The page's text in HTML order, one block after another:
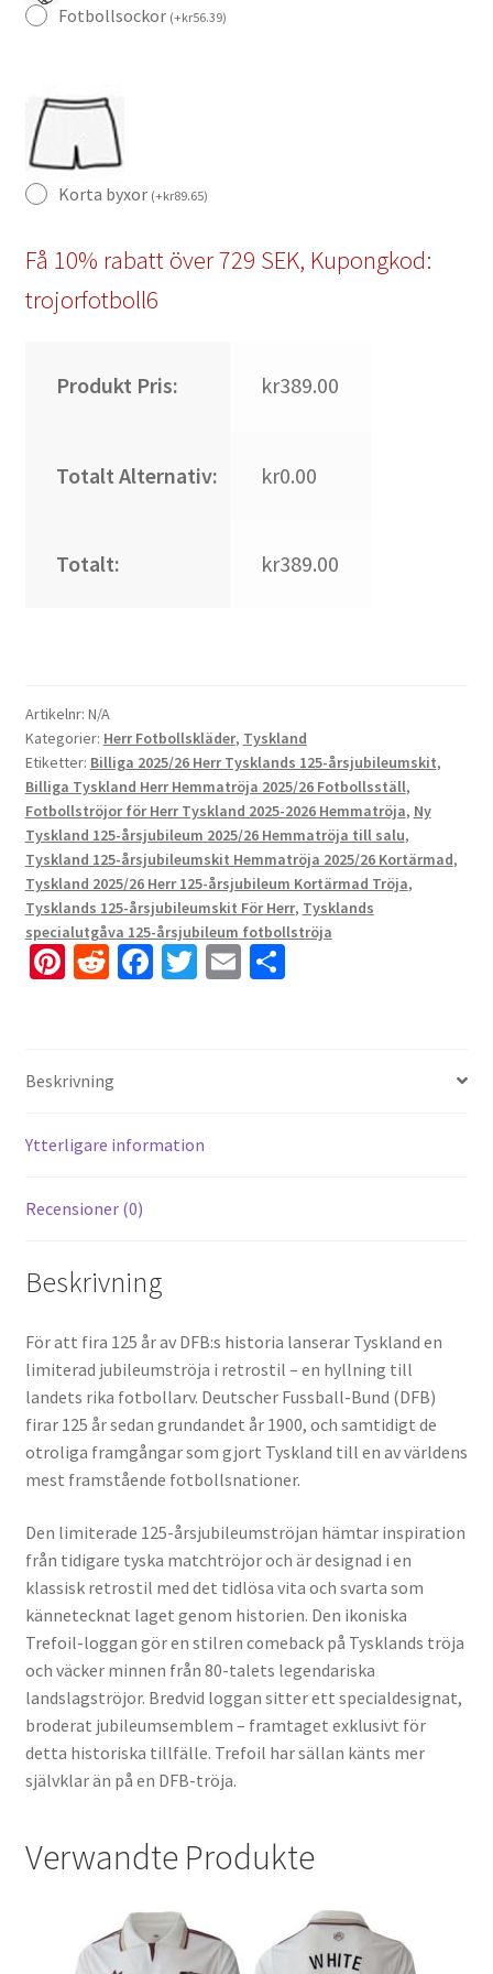
Fotbollsockor (+kr56.39)
Korta byxor (+kr89.65)
Få 10% rabatt över 729 SEK, Kupongkod:
trojorfotboll6
Produkt Pris: kr389.00
Totalt Alternativ: kr0.00
Totalt: kr389.00
Artikelnr: N/A
Kategorier: Herr Fotbollskläder, Tyskland
Etiketter: Billiga 2025/26 Herr Tysklands 125-årsjubileumskit,
Billiga Tyskland Herr Hemmatröja 2025/26 Fotbollsställ,
Fotbollströjor för Herr Tyskland 2025-2026 Hemmatröja, Ny
Tyskland 125-årsjubileum 2025/26 Hemmatröja till salu,
Tyskland 125-årsjubileumskit Hemmatröja 2025/26 Kortärmad,
Tyskland 2025/26 Herr 125-årsjubileum Kortärmad Tröja,
Tysklands 125-årsjubileumskit För Herr, Tysklands
specialutgåva 125-årsjubileum fotbollströja
Pi
es
t
R
di
t
Fa
k
T E D
Beskrivning
Ytterligare information
Recensioner (0)
Beskrivning
För att fira 125 år av DFB:s historia lanserar Tyskland en
limiterad jubileumströja i retrostil – en hyllning till
landets rika fotbollarv. Deutscher Fussball-Bund (DFB)
firar 125 år sedan grundandet år 1900, och samtidigt de
otroliga framgångar som gjort Tyskland till en av världens
mest framstående fotbollsnationer.
Den limiterade 125-årsjubileumströjan hämtar inspiration
från tidigare tyska matchtröjor och är designad i en
klassisk retrostil med det tidlösa vita och svarta som
kännetecknat laget genom historien. Den ikoniska
Trefoil-loggan gör en stilren comeback på Tysklands tröja
och väcker minnen från 80-talets legendariska
landslagströjor. Bredvid loggan sitter ett specialdesignat,
broderat jubileumsemblem – framtaget exklusivt för
detta historiska tillfälle. Trefoil har sällan känts mer
självklar än på en DFB-tröja.
Verwandte Produkte